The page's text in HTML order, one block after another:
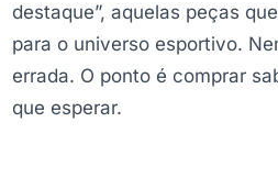
destaque”, aquelas peças
para o universo esportivo.
errada. O ponto é comprar
que esperar.